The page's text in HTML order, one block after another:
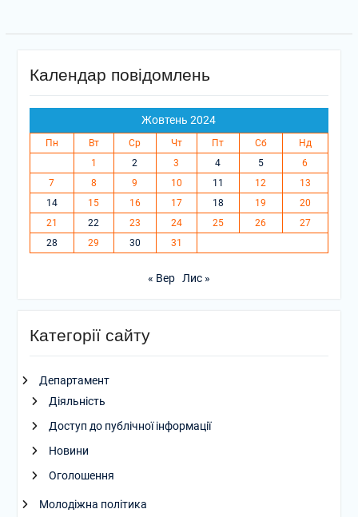
Календар повідомлень
Жовтень 2024
Пн Вт Ср Чт Пт Сб
Нд
1
2 3 4 5
6
7
8 9 10 11 12
13
14
15 16 17 18 19
20
21
22 23 24 25 26
27
28
29 30 31
« Вер Лис »
Категорії сайту
Департамент
Діяльність
Доступ до публічної інформації
Новини
Оголошення
Молодіжна політика